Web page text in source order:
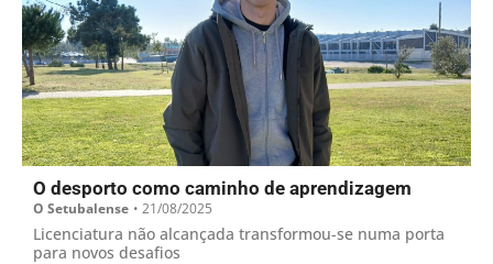
O desporto como caminho de aprendizagem
O Setubalense • 21/08/2025
Licenciatura não alcançada transformou-se numa porta
para novos desafios